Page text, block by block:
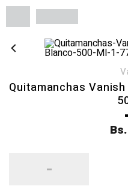
Quitamanchas